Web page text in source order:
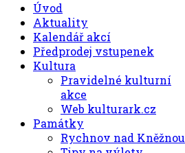
Úvod
Aktuality
Kalendář akcí
Předprodej vstupenek
Kultura
Pravidelné kulturní
akce
Web kulturark.cz
Památky
Rychnov nad Kněžnou